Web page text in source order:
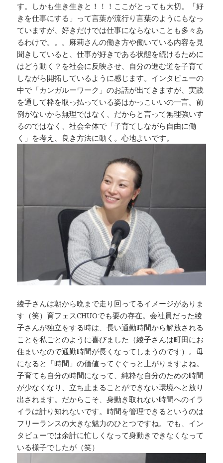
す。しかも生き生きと！！！ここがとっても大切。「好
きを仕事にする」って言葉が流行り言葉のようにもなっ
ていますが、好きだけでは仕事にならないことも多々あ
るわけで。。。麻莉さんの働き方や働いている内容を見
聞きしていると、仕事が好きである状態を続けるために
はどう動く？を社会に反映させ、自分の進む道を子育て
しながら開拓しているように感じます。インタビューの
中で「カンガルーワーク」のお話が出てきますが、実践
を通して枠を取っ払っている姿はかっこいいの一言。前
例がないから無理ではなく、だからと言って無理強いす
るのではなく、社会全体で「子育てしながら自由に働
く」を考え、良き方法に動く。心地よいです。
綾子さんは朝から晩まで走り回ってるイメージがありま
す（笑）育フェスCHUOでも要の存在。会社員だった綾
子さんが独立をする時は、長い通勤時間から解放される
ことを私ごとのように喜びました（綾子さんは町田にお
住まいなので通勤時間が長くなってしまうのです）。母
になると「時間」の価値ってぐぐっと上がりますよね。
子育ても自分の時間になって、純粋な自分のための時間
が少なくなり、立ち止まることができない環境へと放り
出されます。だからこそ、身動き取れない時間へのイラ
イラは計り知れないです。時間を管理できるというのは
フリーランスの大きな魅力のひとつですね。でも、イン
タビューでは余計に忙しくなって身動きできなくなって
いる様子でしたが（笑）